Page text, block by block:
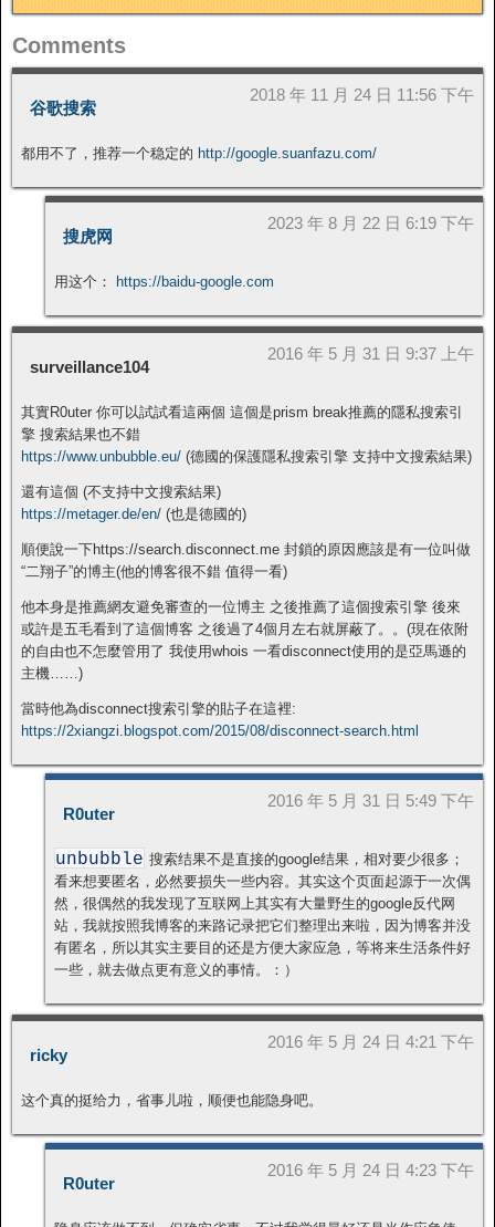
Comments
谷歌搜索
2018 年 11 月 24 日 11:56 下午
都用不了，推荐一个稳定的 http://google.suanfazu.com/
搜虎网
2023 年 8 月 22 日 6:19 下午
用这个： https://baidu-google.com
surveillance104
2016 年 5 月 31 日 9:37 上午
其實R0uter 你可以試試看這兩個 這個是prism break推薦的隱私搜索引
擎 搜索結果也不錯
https://www.unbubble.eu/ (德國的保護隱私搜索引擎 支持中文搜索結果)
還有這個 (不支持中文搜索結果)
https://metager.de/en/ (也是德國的)
順便說一下https://search.disconnect.me 封鎖的原因應該是有一位叫做
“二翔子”的博主(他的博客很不錯 值得一看)
他本身是推薦網友避免審查的一位博主 之後推薦了這個搜索引擎 後來
或許是五毛看到了這個博客 之後過了4個月左右就屏蔽了。。(現在依附
的自由也不怎麼管用了 我使用whois 一看disconnect使用的是亞馬遜的
主機……)
當時他為disconnect搜索引擎的貼子在這裡:
https://2xiangzi.blogspot.com/2015/08/disconnect-search.html
R0uter
2016 年 5 月 31 日 5:49 下午
unbubble 搜索结果不是直接的google结果，相对要少很多；
看来想要匿名，必然要损失一些内容。其实这个页面起源于一次偶
然，很偶然的我发现了互联网上其实有大量野生的google反代网
站，我就按照我博客的来路记录把它们整理出来啦，因为博客并没
有匿名，所以其实主要目的还是方便大家应急，等将来生活条件好
一些，就去做点更有意义的事情。：）
ricky
2016 年 5 月 24 日 4:21 下午
这个真的挺给力，省事儿啦，顺便也能隐身吧。
R0uter
2016 年 5 月 24 日 4:23 下午